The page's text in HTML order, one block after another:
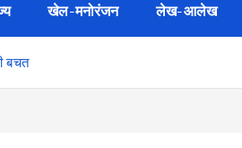
खेल-मनोरंजन लेख-आलेख
बचत